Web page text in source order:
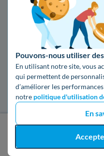
Pouvons-nous utiliser
En utilisant notre site, vous
qui permettent de
d’améliorer les
notre politique d'utilisation
En
J'obtiens
Vous êtes
Pour votre
Ma maison